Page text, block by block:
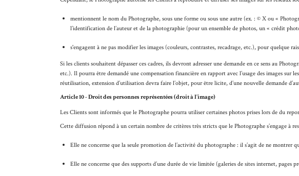
mentionnent le nom du Photographe, sous une forme ou sous une autre (ex. : © X ou «
l’identification de l’auteur et de la photographie (pour un ensemble de photos, un « crédit
s'engagent à ne pas modifier les images (couleurs, contrastes, recadrage, etc.), pour quelque
Si les clients souhaitent dépasser ces cadres, ils devront adresser une demande en ce sens au
etc.). Il pourra être demandé une compensation financière en rapport avec l’usage des images sur
réutilisation, extension d’utilisation devra faire l’objet, pour être licite, d’une nouvelle demande
Article 10 - Droit des personnes représentées (droit à l’image)
Les Clients sont informés que le Photographe pourra utiliser certaines photos prises lors de du
Cette diffusion répond à un certain nombre de critères très stricts que le Photographe s’engage à
Elle ne concerne que la seule promotion de l’activité du photographe : il s’agit de ne
Elle ne concerne que des supports d’une durée de vie limitée (galeries de sites internet, pages